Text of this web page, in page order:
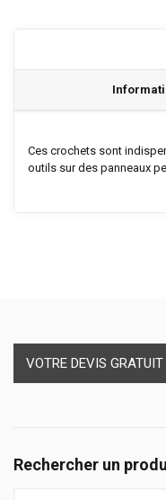
Ces crochets sont
outils sur des panneaux
VOTRE DEVIS GRATUIT
Rechercher un